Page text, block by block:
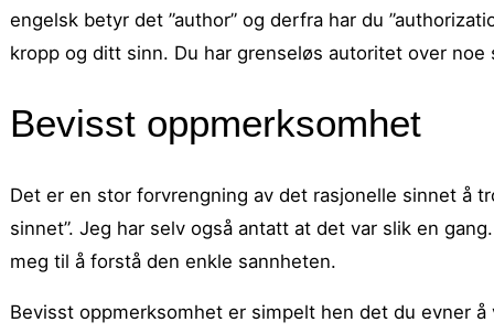
engelsk betyr det ”author” og derfra har du
kropp og ditt sinn. Du har grenseløs autoritet over
Bevisst oppmerksomhet
Det er en stor forvrengning av det rasjonelle sinnet å
sinnet”. Jeg har selv også antatt at det var slik en
meg til å forstå den enkle sannheten.
Bevisst oppmerksomhet er simpelt hen det du evner